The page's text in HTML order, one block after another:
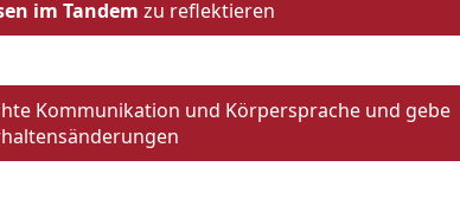
im Tandem zu reflektieren
Kommunikation und Körpersprache und gebe